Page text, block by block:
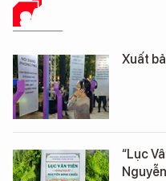
SÁCH
Xuất
“Lục